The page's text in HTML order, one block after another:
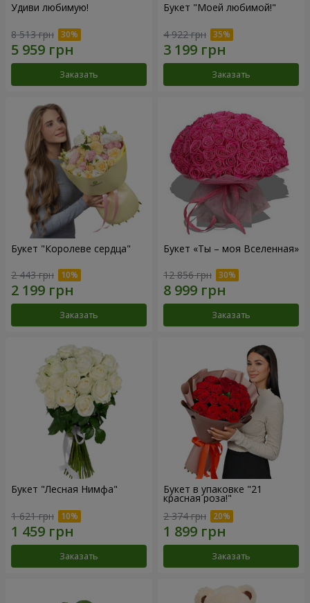
Удиви любимую!
8 513 грн
Заказать
Букет "Моей любимой!"
4 922 грн
Заказать
Букет "Королеве сердца"
2 443 грн
Заказать
Букет «Ты – моя Вселенная»
12 856 грн
Заказать
Букет "Лесная Нимфа"
1 621 грн
Заказать
Букет в упаковке "21
красная роза!"
2 374 грн
Заказать